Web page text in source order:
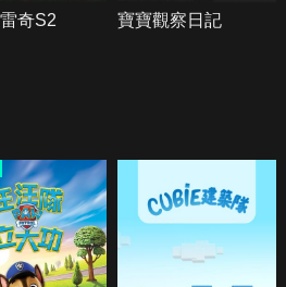
奇S2 寶寶觀察日記